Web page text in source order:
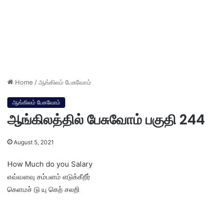
Home /ஆங்கிலம் பேசுவோம்
ஆங்கிலம் பேசுவோம்
ஆங்கிலத்தில் பேசுவோம் பகுதி 244
August 5, 2021
How Much do you Salary
எவ்வளவு சம்பளம் எடுக்கீறீர்
கெளமச் டு யு கெற் சலறி